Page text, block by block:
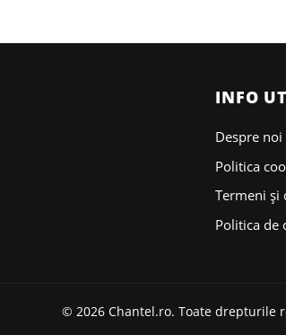
INFO
Despre noi
Politica
Termeni și
Politica de
© 2026 Chantel.ro. Toate drepturile